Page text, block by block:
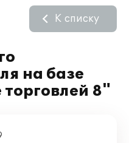
на базе
8"
К списку